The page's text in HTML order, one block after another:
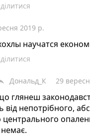
2019 р.
научатся
Дональд_К 29
глянеш
від непотрібного,
центрального